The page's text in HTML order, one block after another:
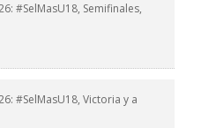
#SelMasU18, Semifinales,
#SelMasU18, Victoria y a